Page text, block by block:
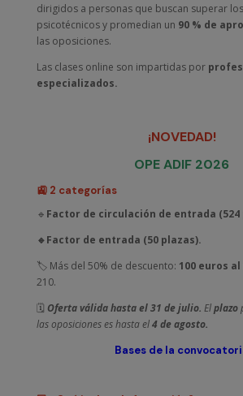
dirigidos a personas que buscan superar
psicotécnicos y promedian un 90 % de
las oposiciones.
Las clases online son impartidas por
especializados.
¡NOVEDAD!
OPE ADIF 2026
🚉 2 categorías
🔹 Factor de circulación de entrada (524
🔹Factor de entrada (50 plazas).
🏷️ Más del 50% de descuento: 100 euros al
210.
🗓️ Oferta válida hasta el 31 de julio. Elplazo
las oposiciones es hasta el4 de agosto.
Bases de la